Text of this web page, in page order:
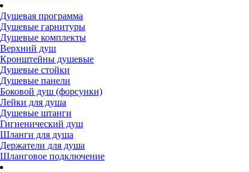
Душевая программа
Душевые гарнитуры
Душевые комплекты
Верхний душ
Кронштейны душевые
Душевые стойки
Душевые панели
Боковой душ (форсунки)
Лейки для душа
Душевые штанги
Гигиенический душ
Шланги для душа
Держатели для душа
Шланговое подключение